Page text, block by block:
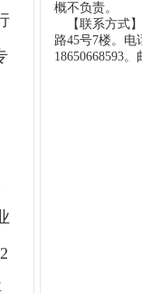
概不负责。
【联系方式
路45号7楼。电
18650668593